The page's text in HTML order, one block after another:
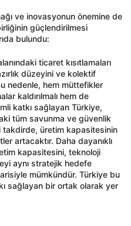
ve inovasyonun önemine de
güçlendirilmesi
bulundu:
ticaret kısıtlamaları
düzeyini ve kolektif
nedenle, hem müttefikler
kaldırılmalı hem de
katkı sağlayan Türkiye,
tüm savunma ve güvenlik
takdirde, üretim kapasitesinin
artacaktır. Daha dayanıklı
kapasitesini, teknoloji
aynı stratejik hedefe
mümkündür. Türkiye bu
sağlayan bir ortak olarak yer